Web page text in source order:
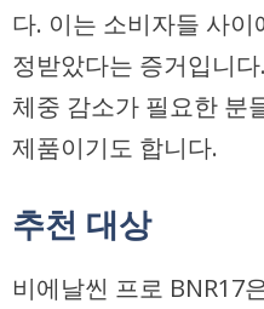
다. 이는 소비자들 사
정받았다는 증거입니
체중 감소가 필요한 분
제품이기도 합니다.
추천 대상
비에날씬 프로 BNR17